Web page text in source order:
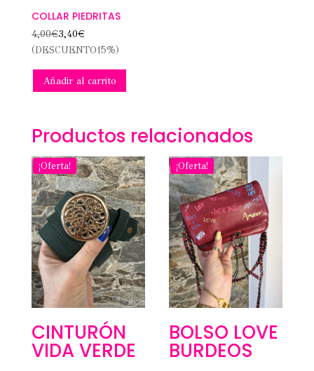
COLLAR PIEDRITAS
4,00€3,40€
(DESCUENTO15%)
Añadir al carrito
Productos relacionados
¡Oferta!
CINTURÓN
VIDA VERDE
¡Oferta!
BOLSO LOVE
BURDEOS